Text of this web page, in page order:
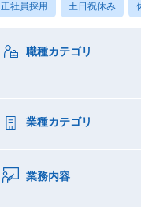
正社員採用 土日祝休み
職種カテゴリ
業種カテゴリ
業務内容